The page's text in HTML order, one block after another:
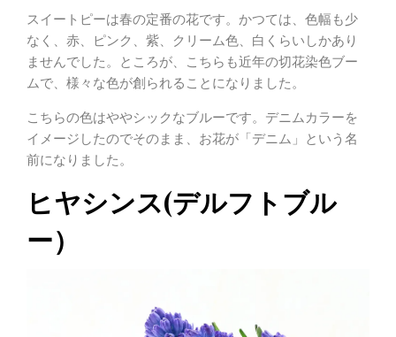
スイートピーは春の定番の花です。かつては、色幅も少
なく、赤、ピンク、紫、クリーム色、白くらいしかあり
ませんでした。ところが、こちらも近年の切花染色ブー
ムで、様々な色が創られることになりました。
こちらの色はややシックなブルーです。デニムカラーを
イメージしたのでそのまま、お花が「デニム」という名
前になりました。
ヒヤシンス(デルフトブル
ー）